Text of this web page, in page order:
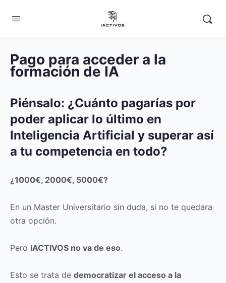
Pago para acceder a la
formación de IA
Piénsalo: ¿Cuánto pagarías por
poder aplicar lo último en
Inteligencia Artificial y superar así
a tu competencia en todo?
¿1000€, 2000€, 5000€?
En un Master Universitario sin duda, si no te quedara
otra opción.
Pero IACTIVOS no va de eso.
Esto se trata de democratizar el acceso a la